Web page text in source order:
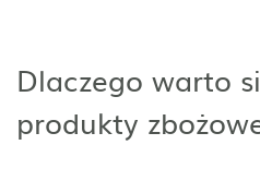
Dlaczego warto
produkty